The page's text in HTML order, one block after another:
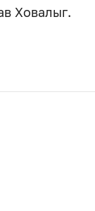
Ховалыг.